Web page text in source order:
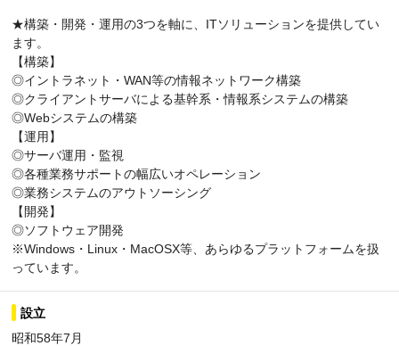
★構築・開発・運用の3つを軸に、ITソリューションを提供してい
ます。
【構築】
◎イントラネット・WAN等の情報ネットワーク構築
◎クライアントサーバによる基幹系・情報系システムの構築
◎Webシステムの構築
【運用】
◎サーバ運用・監視
◎各種業務サポートの幅広いオペレーション
◎業務システムのアウトソーシング
【開発】
◎ソフトウェア開発
※Windows・Linux・MacOSX等、あらゆるプラットフォームを扱
っています。
設立
昭和58年7月